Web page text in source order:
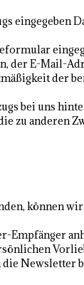
eingegeben
der E-Mail-
der
bei uns
zu anderen
können
Empfänger